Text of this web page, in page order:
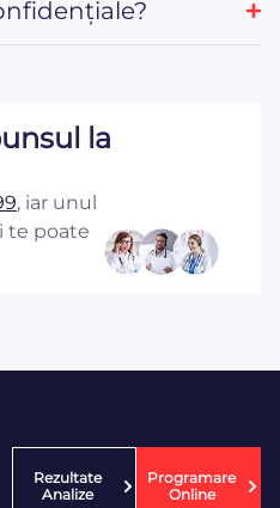
la
, iar unul
te poate
Rezultate
Analize
Programare
Online